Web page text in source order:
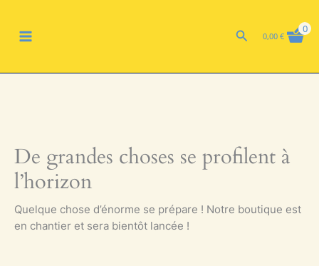
contenuMENU
Rechercher
0,00€
0
De grandes choses se profilent à
l’horizon
Quelque chose d’énorme se prépare ! Notre boutique est
en chantier et sera bientôt lancée !